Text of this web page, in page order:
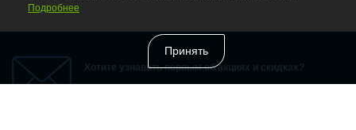
Хотите узнавать первым об акциях и скидках?
Подпишитесь на нашу рассылку
Подробнее
Принять